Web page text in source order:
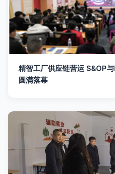
精智工厂供应链营运 S&OP
圆满落幕